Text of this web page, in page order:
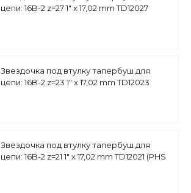
цепи: 16B-2 z=27 1" x 17,02 mm TD12027
Звездочка под втулку тапербуш для
цепи: 16B-2 z=23 1" x 17,02 mm TD12023
Звездочка под втулку тапербуш для
цепи: 16B-2 z=21 1" x 17,02 mm TD12021 (PHS